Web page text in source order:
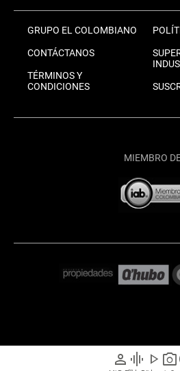
person graphic_eq play_arrow photo_camera
GRUPO EL COLOMBIANO
CONTÁCTANOS
TÉRMINOS Y
CONDICIONES
MIEMBRO